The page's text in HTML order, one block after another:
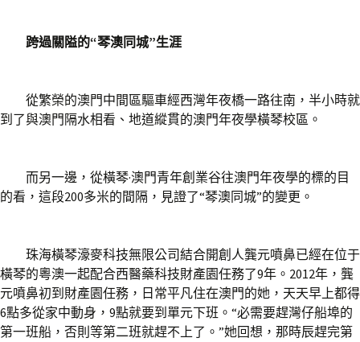
跨過關隘的“琴澳同城”生涯
從繁榮的澳門中間區驅車經西灣年夜橋一路往南，半小時就
到了與澳門隔水相看、地道縱貫的澳門年夜學橫琴校區。
而另一邊，從橫琴·澳門青年創業谷往澳門年夜學的標的目
的看，這段200多米的間隔，見證了“琴澳同城”的變更。
珠海橫琴濠麥科技無限公司結合開創人龔元噴鼻已經在位于
橫琴的粵澳一起配合西醫藥科技財產園任務了9年。2012年，龔
元噴鼻初到財產園任務，日常平凡住在澳門的她，天天早上都得
6點多從家中動身，9點就要到單元下班。“必需要趕灣仔船埠的
第一班船，否則等第二班就趕不上了。”她回想，那時辰趕完第